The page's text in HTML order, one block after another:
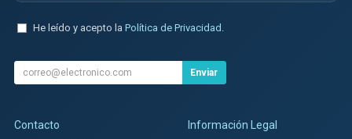
He leído y acepto la Política de Privacidad
Enviar
Contacto
Información Legal